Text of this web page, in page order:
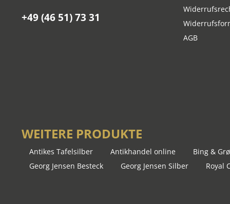
+49 (46 51) 73 31
AGB
WEITERE PRODUKTE
Antikes Tafelsilber Antikhandel online
Bing &
Georg Jensen Besteck
Georg Jensen Silber Royal